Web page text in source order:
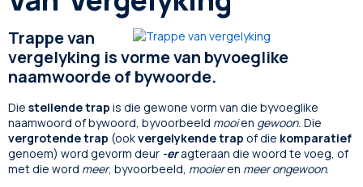
Trappe van
vergelyking is vorme van byvoeglike
naamwoorde of bywoorde.
Die stellende trap is die gewone vorm van die byvoeglike
naamwoord of bywoord, byvoorbeeld mooien gewoon. Die
vergrotende trap (ookvergelykende trap of die komparatief
genoem) word gevorm deur -eragteraan die woord te voeg, of
met die word meer, byvoorbeeld, mooieren meer ongewoon.